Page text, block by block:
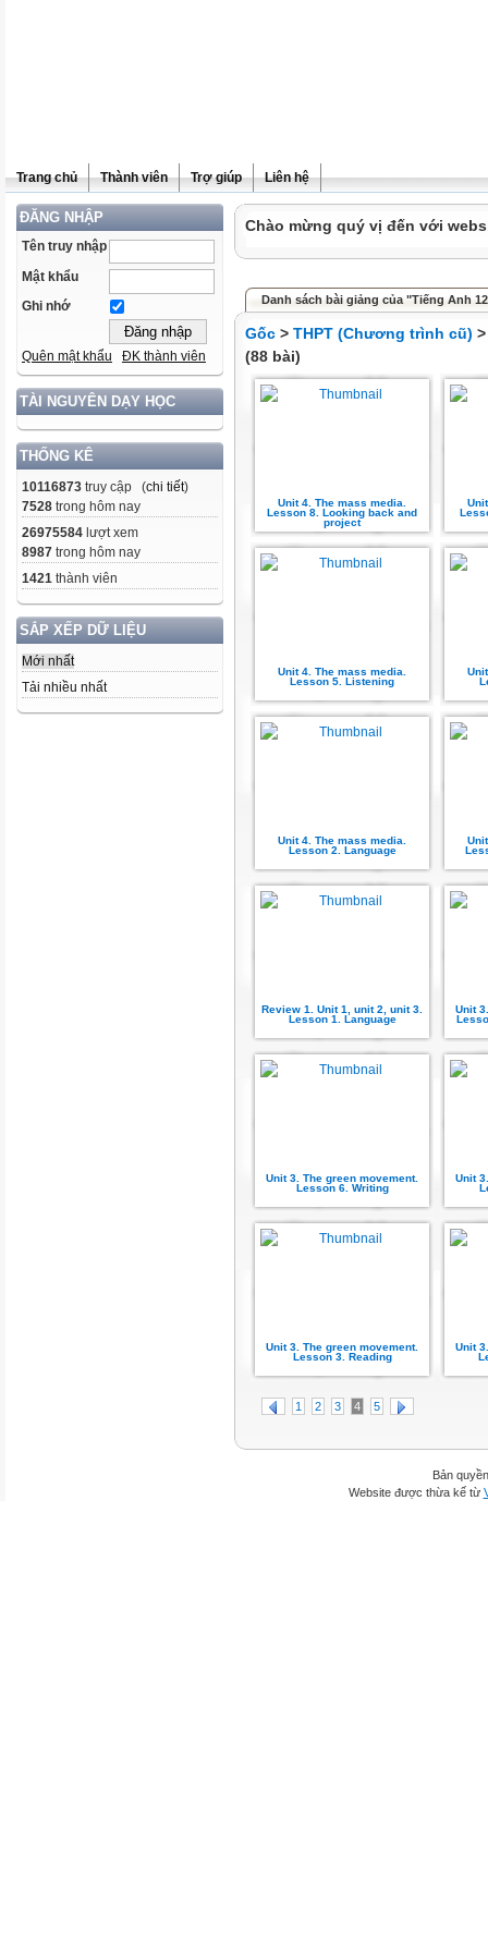
Trang chủ Thành viên Trợ giúp Liên hệ
ĐĂNG NHẬP
Tên truy nhập
Mật khẩu
Ghi nhớ
Quên mật khẩu ĐK thành viên
TÀI NGUYÊN DẠY HỌC
THỐNG KÊ
10116873 truy cập (chi tiết)
7528 trong hôm nay
26975584 lượt xem
8987 trong hôm nay
1421 thành viên
SẮP XẾP DỮ LIỆU
Mới nhất
Tải nhiều nhất
Chào mừng quý vị đến với
Danh sách bài giảng của "Tiếng Anh
Gốc > THPT (Chương trình cũ)
(88 bài)
Unit 4. The mass media.
Lesson 8. Looking back and
project
Unit 4. The mass media.
Lesson 5. Listening
Unit 4. The mass media.
Lesson 2. Language
Review 1. Unit 1, unit 2, unit 3.
Lesson 1. Language
Unit
Unit 3. The green movement.
Lesson 6. Writing
Unit
Unit 3. The green movement.
Lesson 3. Reading
Unit
1 2 3 4 5
Bản
Website được thừa kế từ